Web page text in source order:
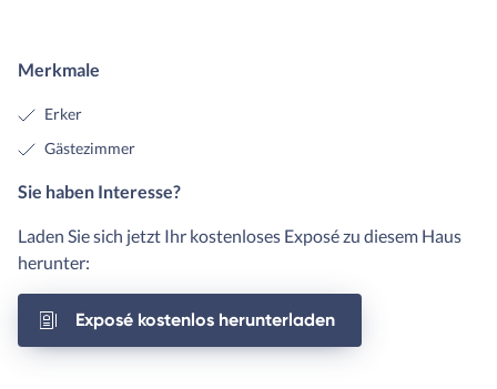
Merkmale
Erker
Gästezimmer
Sie haben Interesse?
Laden Sie sich jetzt Ihr kostenloses Exposé zu diesem Haus
herunter:
Exposé kostenlos herunterladen